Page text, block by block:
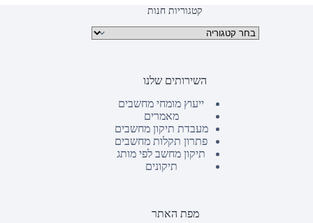
קטגוריות חנות
קטגוריות מוצרים
השירותים שלנו
ייעוץ מומחי מחשבים
מאמרים
מעבדת תיקון מחשבים
פתרון תקלות מחשבים
תיקון מחשב לפי מותג
תיקונים
מפת האתר